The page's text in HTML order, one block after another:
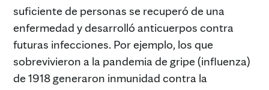
suficiente de personas se recuperó de una
enfermedad y desarrolló anticuerpos contra
futuras infecciones. Por ejemplo, los que
sobrevivieron a la pandemia de gripe (influenza)
de 1918 generaron inmunidad contra la